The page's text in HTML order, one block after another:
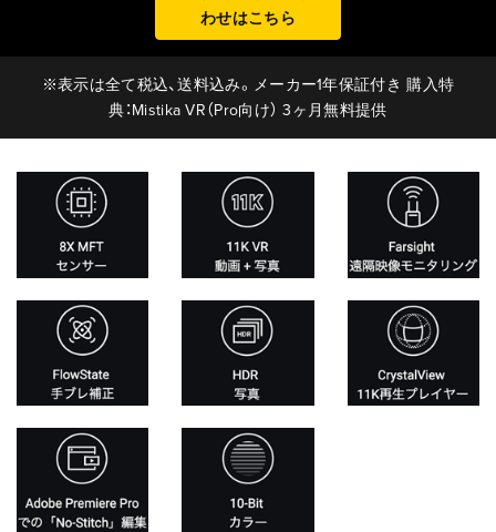
わせはこちら
※表示は全て税込、送料込み。メーカー1年保証付き 購入特
典：Mistika VR（Pro向け） 3ヶ月無料提供